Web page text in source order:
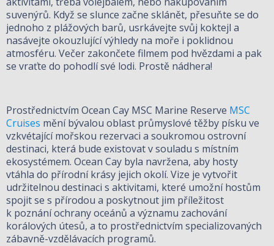
suvenýrů. Když se slunce začne sklánět, přesuňte se do
jednoho z plážových barů, usrkávejte svůj koktejl a
nasávejte okouzlující výhledy na moře i poklidnou
atmosféru. Večer zakončete filmem pod hvězdami a pak
se vraťte do pohodlí své lodi. Prostě nádhera!
Prostřednictvím Ocean Cay MSC Marine Reserve MSC
Cruises mění bývalou oblast průmyslové těžby písku ve
vzkvétající mořskou rezervaci a soukromou ostrovní
destinaci, která bude existovat v souladu s místním
ekosystémem. Ocean Cay byla navržena, aby hosty
vtáhla do přírodní krásy jejich okolí. Vize je vytvořit
udržitelnou destinaci s aktivitami, které umožní hostům
spojit se s přírodou a poskytnout jim příležitost
k poznání ochrany oceánů a významu zachování
korálových útesů, a to prostřednictvím specializovaných
zábavně-vzdělávacích programů.